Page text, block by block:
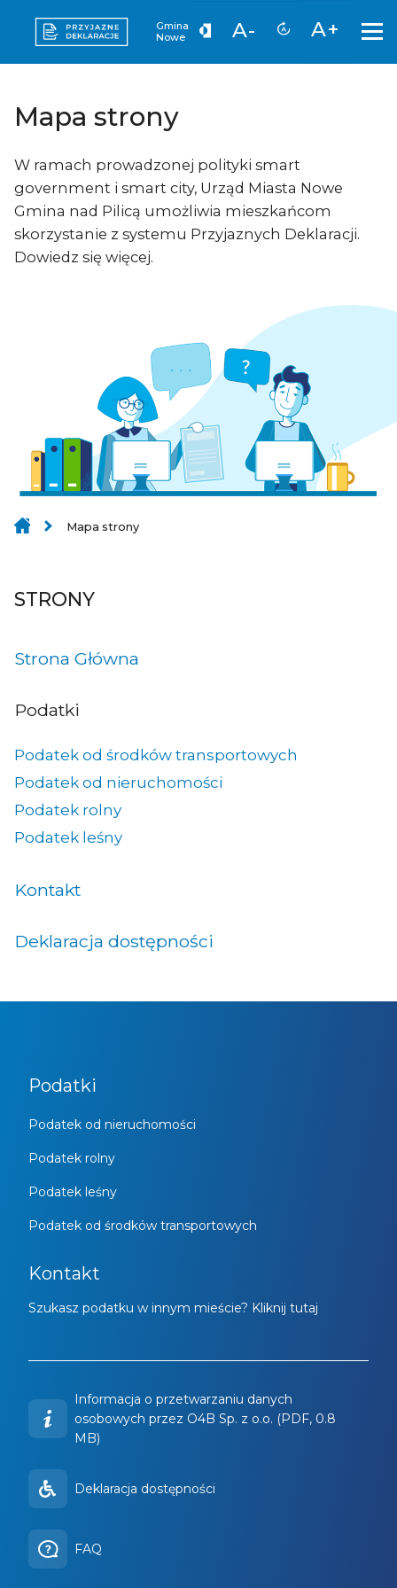
Gmina
Nowe
A- A+
Mapa strony
W ramach prowadzonej polityki smart
government i smart city, Urząd Miasta Nowe
Gmina nad Pilicą umożliwia mieszkańcom
skorzystanie z systemu Przyjaznych Deklaracji.
Dowiedz się więcej.
Mapa strony
STRONY
Strona Główna
Podatki
Podatek od środków transportowych
Podatek od nieruchomości
Podatek rolny
Podatek leśny
Kontakt
Deklaracja dostępności
Podatki
Podatek od nieruchomości
Podatek rolny
Podatek leśny
Podatek od środków transportowych
Kontakt
Szukasz podatku w innym mieście? Kliknij tutaj
Informacja o przetwarzaniu danych
osobowych przez O4B Sp. z o.o. (PDF, 0.8
MB)
Deklaracja dostępności
FAQ